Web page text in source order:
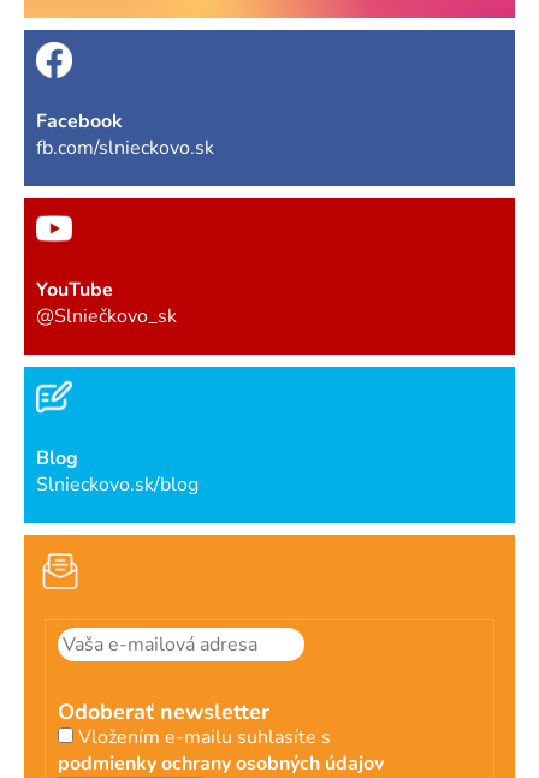
Facebook
fb.com/slnieckovo.sk
YouTube
@Slniečkovo_sk
Blog
Slnieckovo.sk/blog
Odoberať newsletter
Vložením e-mailu suhlasíte s
podmienky ochrany osobných údajov